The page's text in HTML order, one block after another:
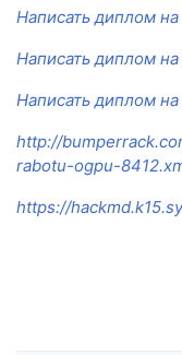
Написать диплом на
Написать диплом
Написать диплом
http://
rabotu-ogpu-
https://